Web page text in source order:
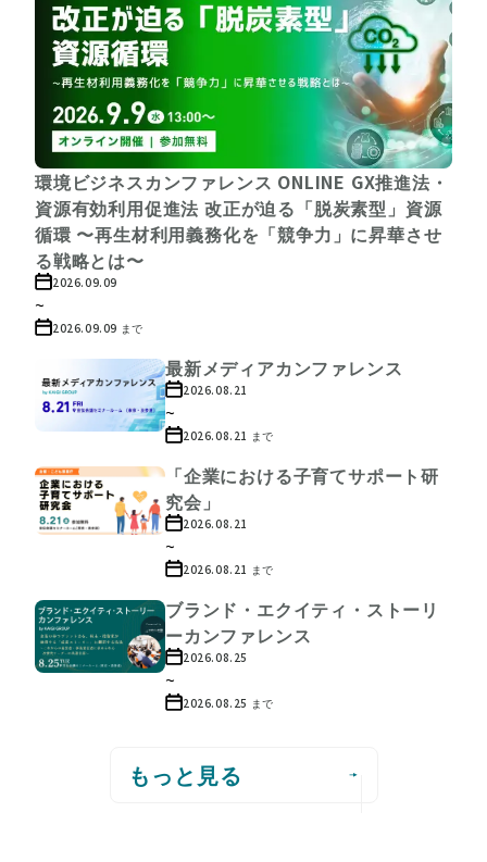
環境ビジネスカンファレンス ONLINE GX推進法・
資源有効利用促進法 改正が迫る「脱炭素型」資源
循環 〜再生材利用義務化を「競争力」に昇華させ
る戦略とは〜
2026.09.09
~
2026.09.09 まで
最新メディアカンファレンス
2026.08.21
~
2026.08.21 まで
「企業における子育てサポート研
究会」
2026.08.21
~
2026.08.21 まで
ブランド・エクイティ・ストーリ
ーカンファレンス
2026.08.25
~
2026.08.25 まで
もっと見る